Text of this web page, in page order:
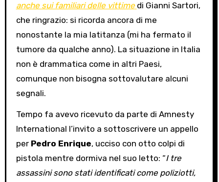
anche sui familiari delle vittime di Gianni Sartori,
che ringrazio: si ricorda ancora di me
nonostante la mia latitanza (mi ha fermato il
tumore da qualche anno). La situazione in Italia
non è drammatica come in altri Paesi,
comunque non bisogna sottovalutare alcuni
segnali.
Tempo fa avevo ricevuto da parte di Amnesty
International l’invito a sottoscrivere un appello
per Pedro Enrique, ucciso con otto colpi di
pistola mentre dormiva nel suo letto: “I tre
assassini sono stati identificati come poliziotti,